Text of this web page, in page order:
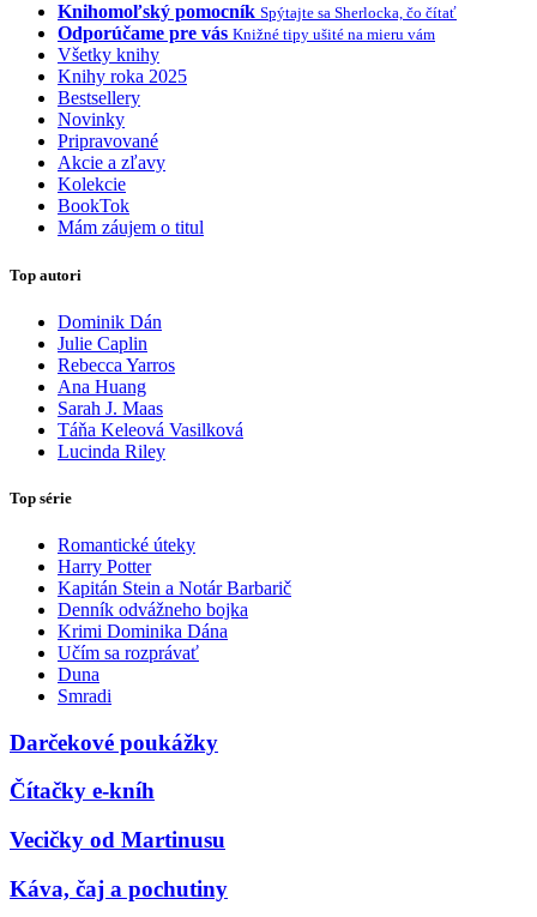
Knihomoľský pomocník Spýtajte sa Sherlocka, čo čítať
Odporúčame pre vás Knižné tipy ušité na mieru vám
Všetky knihy
Knihy roka 2025
Bestsellery
Novinky
Pripravované
Akcie a zľavy
Kolekcie
BookTok
Mám záujem o titul
Top autori
Dominik Dán
Julie Caplin
Rebecca Yarros
Ana Huang
Sarah J. Maas
Táňa Keleová Vasilková
Lucinda Riley
Top série
Romantické úteky
Harry Potter
Kapitán Stein a Notár Barbarič
Denník odvážneho bojka
Krimi Dominika Dána
Učím sa rozprávať
Duna
Smradi
Darčekové poukážky
Čítačky e-kníh
Vecičky od Martinusu
Káva, čaj a pochutiny